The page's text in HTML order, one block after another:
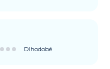
Dlhodobé